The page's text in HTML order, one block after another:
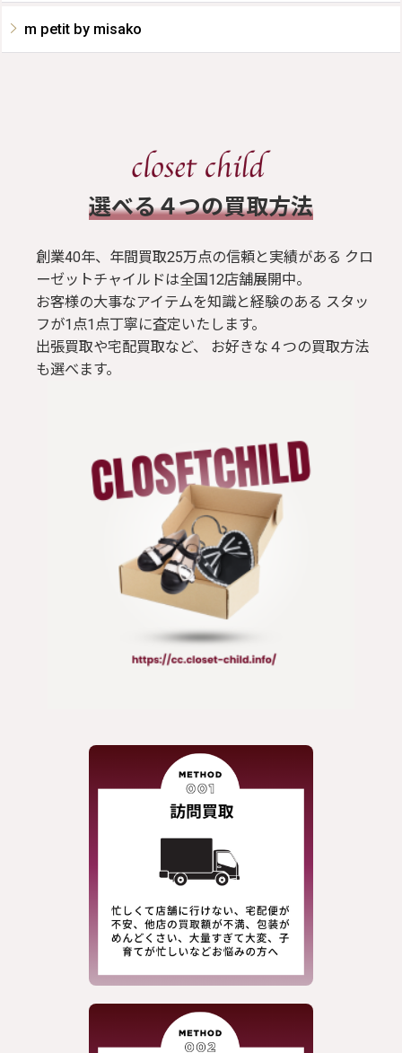
m petit by misako
​選べる４つの買取方法
創業40年、年間買取25万点の信頼と実績がある クロ
ーゼットチャイルドは全国12店舗展開中。
お客様の大事なアイテムを知識と経験のある スタッ
フが1点1点丁寧に査定いたします。
出張買取や宅配買取など、 お好きな４つの買取方法
も選べます。